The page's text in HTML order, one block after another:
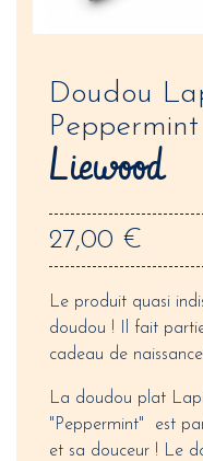
Doudou
Peppermint
Liewood
27,00 €
Le produit quasi
doudou ! Il fait
cadeau de
La doudou plat
"Peppermint" est
et sa douceur ! Le